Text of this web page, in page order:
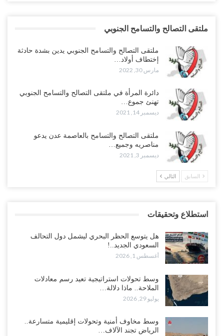
ملتقى التصالح والتسامح الجنوبي
ملتقى التصالح والتسامح الجنوبي يدين بشدة حادثة
إختطاف أولاد…
مارس 30, 2022
دائرة المرأة في ملتقى التصالح والتسامح الجنوبي
تهنئ جموع…
ديسمبر 14, 2021
ملتقى التصالح والتسامح بالعاصمة عدن يدعو
مناصريه وجميع…
ديسمبر 3, 2021
السابق التالي
استطلاع وتحقيقات
هل يتوسع الحظر البحري ليشمل دول التحالف
السعودي الجديد..!
أغسطس 1, 2026
وسط تحولات استراتيجية تعيد رسم معادلات
الملاحة.. ماذا دلالة…
يوليو 29, 2026
وسط مخاوف أمنية وتحولات إقليمية متسارعة..
الرياض تجند الآلاف…